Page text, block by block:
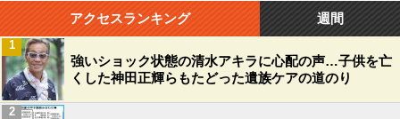
アクセスランキング 週間
強いショック状態の清水アキラに心配の声…子供を亡
くした神田正輝らもたどった遺族ケアの道のり
1
2